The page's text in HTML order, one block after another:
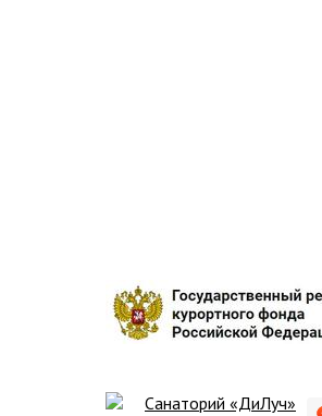
Санаторий «ДиЛуч»